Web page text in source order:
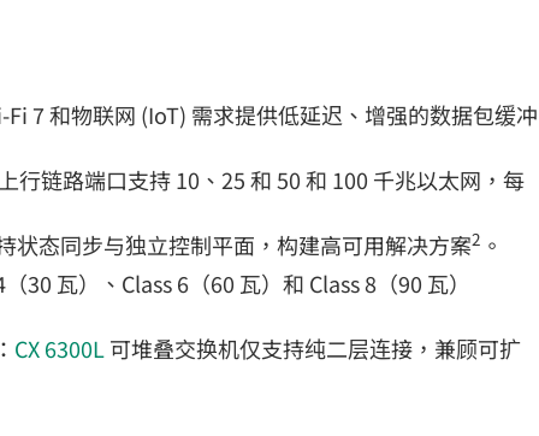
7 和物联网 (IoT) 需求提供低延迟、增强的数据包缓冲
链路端口支持 10、25 和 50 和 100 千兆以太网，每
状态同步与独立控制平面，构建高可用解决方案2 。
瓦）、Class 6（60 瓦）和 Class 8（90 瓦）
CX 6300L可堆叠交换机仅支持纯二层连接，兼顾可扩